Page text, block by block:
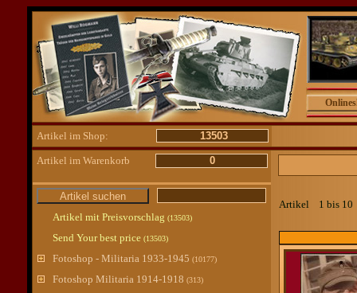
Artikel im Shop: 13503
Artikel im Warenkorb 0
Artikel mit Preisvorschlag (13503)
Send Your best price (13503)
Fotoshop - Militaria 1933-1945 (10177)
Fotoshop Militaria 1914-1918 (313)
Artikel 1 bis